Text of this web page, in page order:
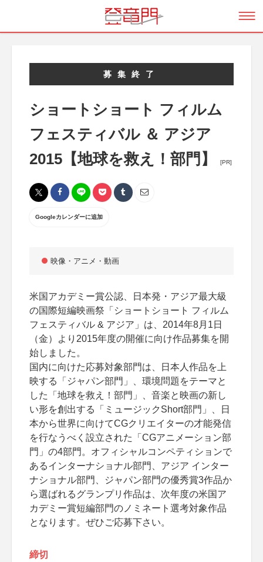
募集終了
ショートショート フィルム
フェスティバル ＆ アジア
2015【地球を救え！部門】
[PR]
Googleカレンダーに追加
映像・アニメ・動画
米国アカデミー賞公認、日本発・アジア最大級
の国際短編映画祭「ショートショート フィルム
フェスティバル & アジア」は、2014年8月1日
（金）より2015年度の開催に向け作品募集を開
始しました。
国内に向けた応募対象部門は、日本人作品を上
映する「ジャパン部門」、環境問題をテーマと
した「地球を救え！部門」、音楽と映画の新し
い形を創出する「ミュージックShort部門」、日
本から世界に向けてCGクリエイターの才能発信
を行なうべく設立された「CGアニメーション部
門」の4部門。オフィシャルコンペティションで
あるインターナショナル部門、アジア インター
ナショナル部門、ジャパン部門の優秀賞3作品か
ら選ばれるグランプリ作品は、次年度の米国ア
カデミー賞短編部門のノミネート選考対象作品
となります。ぜひご応募下さい。
締切